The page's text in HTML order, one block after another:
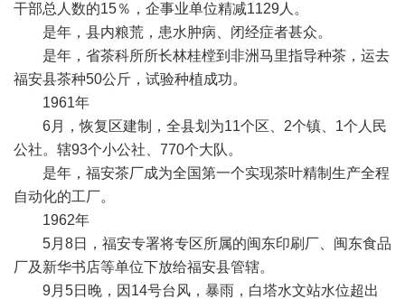
干部总人数的15％，企事业单位精减1129人。
是年，县内粮荒，患水肿病、闭经症者甚众。
是年，省茶科所所长林桂樘到非洲马里指导种茶，运去
福安县茶种50公斤，试验种植成功。
1961年
6月，恢复区建制，全县划为11个区、2个镇、1个人民
公社。辖93个小公社、770个大队。
是年，福安茶厂成为全国第一个实现茶叶精制生产全程
自动化的工厂。
1962年
5月8日，福安专署将专区所属的闽东印刷厂、闽东食品
厂及新华书店等单位下放给福安县管辖。
9月5日晚，因14号台风，暴雨，白塔水文站水位超出